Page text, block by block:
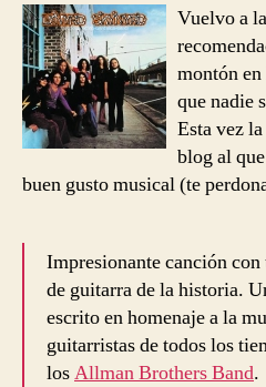
Vuelvo a
montón
que nadie
Esta vez
blog al
buen gusto musical (te
Impresionante canción
de guitarra de la historia.
escrito en homenaje a la
guitarristas de todos los
losAllman Brothers Band.